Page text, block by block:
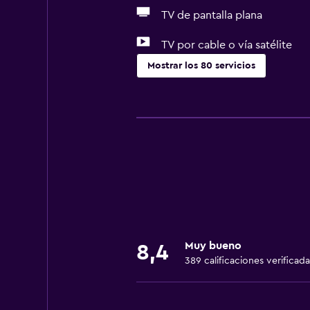
TV de pantalla plana
TV por cable o vía satélite
Mostrar los 80 servicios
Wifi gratis
Champú
8,4 Muy bueno
389 calificaciones